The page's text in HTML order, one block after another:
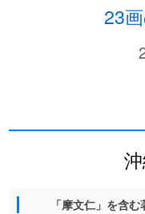
23
「摩文仁」を含